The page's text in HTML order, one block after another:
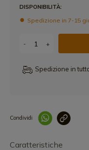
DISPONIBILITÀ:
Spedizione in 7-15
- +
Spedizione in
Condividi
Caratteristiche